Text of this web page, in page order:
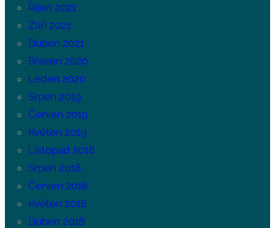
Říjen 2021
Září 2021
Duben 2021
Březen 2020
Leden 2020
Srpen 2019
Červen 2019
Květen 2019
Listopad 2018
Srpen 2018
Červen 2018
Květen 2018
Duben 2018